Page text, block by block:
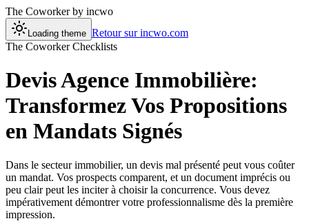
The Coworkerby incwo
Loading theme Retour sur incwo.com
The Coworker Checklists
Devis Agence Immobilière:
Transformez Vos Propositions
en Mandats Signés
Dans le secteur immobilier, un devis mal présenté peut vous coûter
un mandat. Vos prospects comparent, et un document imprécis ou
peu clair peut les inciter à choisir la concurrence. Vous devez
impérativement démontrer votre professionnalisme dès la première
impression.